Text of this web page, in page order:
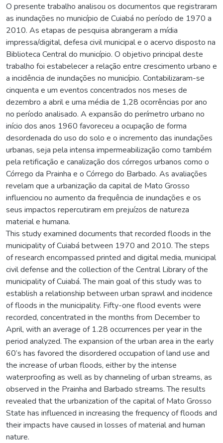
O presente trabalho analisou os documentos que registraram
as inundações no município de Cuiabá no período de 1970 a
2010. As etapas de pesquisa abrangeram a mídia
impressa/digital, defesa civil municipal e o acervo disposto na
Biblioteca Central do município. O objetivo principal deste
trabalho foi estabelecer a relação entre crescimento urbano e
a incidência de inundações no município. Contabilizaram-se
cinquenta e um eventos concentrados nos meses de
dezembro a abril e uma média de 1,28 ocorrências por ano
no período analisado. A expansão do perímetro urbano no
início dos anos 1960 favoreceu a ocupação de forma
desordenada do uso do solo e o incremento das inundações
urbanas, seja pela intensa impermeabilização como também
pela retificação e canalização dos córregos urbanos como o
Córrego da Prainha e o Córrego do Barbado. As avaliações
revelam que a urbanização da capital de Mato Grosso
influenciou no aumento da frequência de inundações e os
seus impactos repercutiram em prejuízos de natureza
material e humana.
This study examined documents that recorded floods in the
municipality of Cuiabá between 1970 and 2010. The steps
of research encompassed printed and digital media, municipal
civil defense and the collection of the Central Library of the
municipality of Cuiabá. The main goal of this study was to
establish a relationship between urban sprawl and incidence
of floods in the municipality. Fifty-one flood events were
recorded, concentrated in the months from December to
April, with an average of 1.28 occurrences per year in the
period analyzed. The expansion of the urban area in the early
60’s has favored the disordered occupation of land use and
the increase of urban floods, either by the intense
waterproofing as well as by channeling of urban streams, as
observed in the Prainha and Barbado streams. The results
revealed that the urbanization of the capital of Mato Grosso
State has influenced in increasing the frequency of floods and
their impacts have caused in losses of material and human
nature.